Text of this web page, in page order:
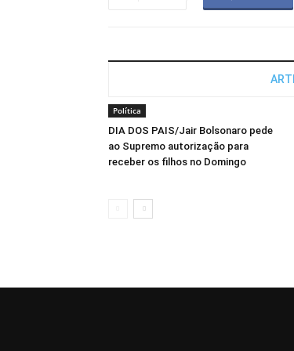
Política
DIA DOS PAIS/Jair Bolsonaro pede
ao Supremo autorização para
receber os filhos no Domingo